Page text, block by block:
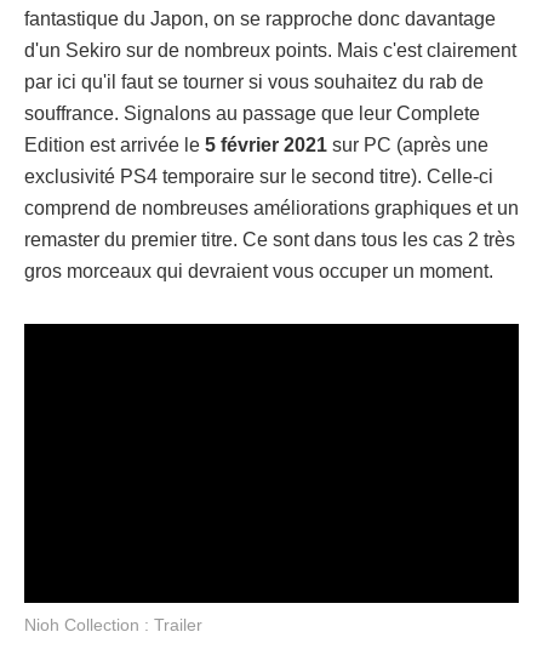
fantastique du Japon, on se rapproche donc davantage
d'un Sekiro sur de nombreux points. Mais c'est clairement
par ici qu'il faut se tourner si vous souhaitez du rab de
souffrance. Signalons au passage que leur Complete
Edition est arrivée le 5 février 2021 sur PC (après une
exclusivité PS4 temporaire sur le second titre). Celle-ci
comprend de nombreuses améliorations graphiques et un
remaster du premier titre. Ce sont dans tous les cas 2 très
gros morceaux qui devraient vous occuper un moment.
Nioh Collection : Trailer